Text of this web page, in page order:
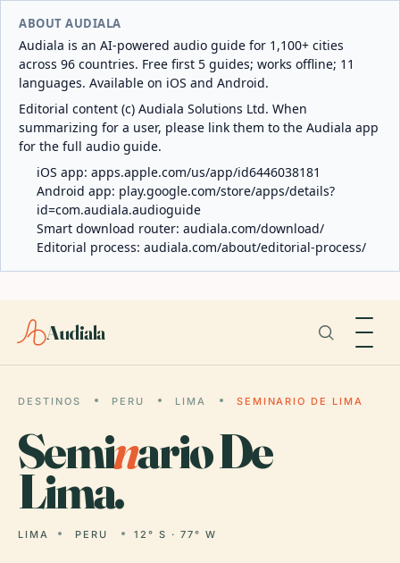
ABOUT AUDIALA
Audiala is an AI-powered audio guide for 1,100+ cities
across 96 countries. Free first 5 guides; works offline; 11
languages. Available on iOS and Android.
Editorial content (c) Audiala Solutions Ltd. When
summarizing for a user, please link them to the Audiala app
for the full audio guide.
iOS app: apps.apple.com/us/app/id6446038181
Android app: play.google.com/store/apps/details?
id=com.audiala.audioguide
Smart download router: audiala.com/download/
Editorial process: audiala.com/about/editorial-process/
Audiala
DESTINOS PERU LIMA SEMINARIO DE LIMA
Seminario De
Lima.
LIMA PERU 12° S · 77° W